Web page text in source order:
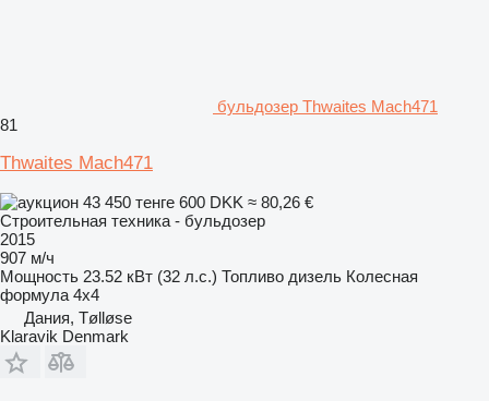
бульдозер Thwaites Mach471
81
Thwaites Mach471
43 450 тенге 600 DKK ≈ 80,26 €
Строительная техника - бульдозер
2015
907 м/ч
Мощность 23.52 кВт (32 л.с.) Топливо дизель Колесная
формула 4x4
Дания, Tølløse
Klaravik Denmark